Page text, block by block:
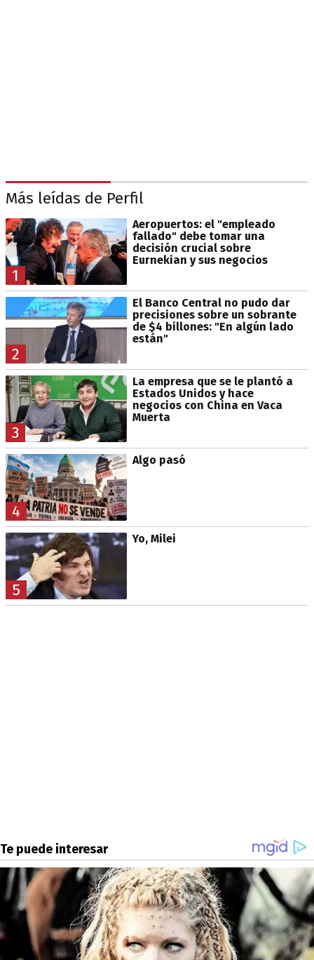
Más leídas de Perfil
1
Aeropuertos: el "empleado
fallado" debe tomar una
decisión crucial sobre
Eurnekian y sus negocios
2
El Banco Central no pudo dar
precisiones sobre un sobrante
de $4 billones: "En algún lado
están"
3
La empresa que se le plantó a
Estados Unidos y hace
negocios con China en Vaca
Muerta
4
Algo pasó
5
Yo, Milei